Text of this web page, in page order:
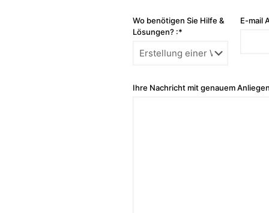
Wo benötigen Sie Hilfe &
Lösungen? :*
E-mail
Ihre Nachricht mit genauem